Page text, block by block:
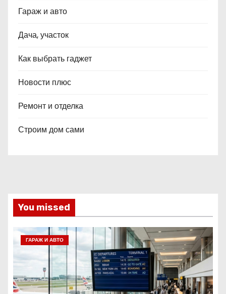
Гараж и авто
Дача, участок
Как выбрать гаджет
Новости плюс
Ремонт и отделка
Строим дом сами
You missed
ГАРАЖ И АВТО